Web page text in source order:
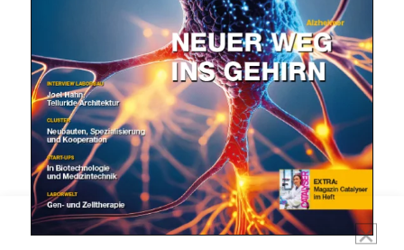
Mit dem |transkript-Newsletter
jede Woche aktuell informiert.
E-
Mail
(erforderlich)